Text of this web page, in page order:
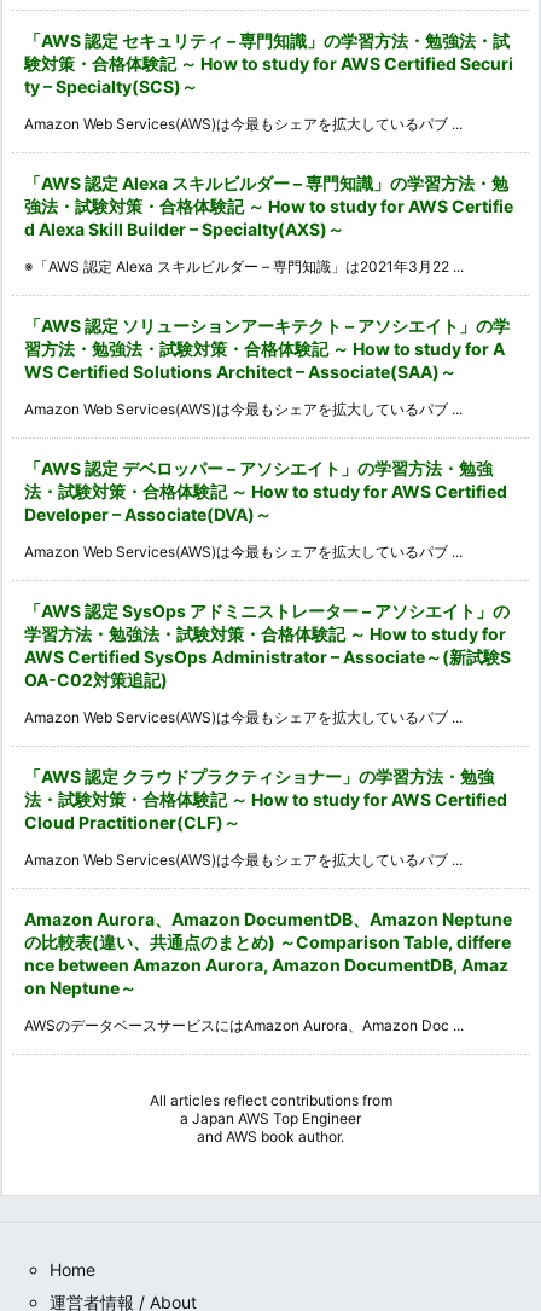
「AWS 認定 セキュリティ – 専門知識」の学習方法・勉強法・試
験対策・合格体験記 ～ How to study for AWS Certified Securi
ty – Specialty(SCS)～
Amazon Web Services(AWS)は今最もシェアを拡大しているパブ ...
「AWS 認定 Alexa スキルビルダー – 専門知識」の学習方法・勉
強法・試験対策・合格体験記 ～ How to study for AWS Certifie
d Alexa Skill Builder – Specialty(AXS)～
※「AWS 認定 Alexa スキルビルダー – 専門知識」は2021年3月22 ...
「AWS 認定 ソリューションアーキテクト – アソシエイト」の学
習方法・勉強法・試験対策・合格体験記 ～ How to study for A
WS Certified Solutions Architect – Associate(SAA)～
Amazon Web Services(AWS)は今最もシェアを拡大しているパブ ...
「AWS 認定 デベロッパー – アソシエイト」の学習方法・勉強
法・試験対策・合格体験記 ～ How to study for AWS Certified
Developer – Associate(DVA)～
Amazon Web Services(AWS)は今最もシェアを拡大しているパブ ...
「AWS 認定 SysOps アドミニストレーター – アソシエイト」の
学習方法・勉強法・試験対策・合格体験記 ～ How to study for
AWS Certified SysOps Administrator – Associate～(新試験S
OA-C02対策追記)
Amazon Web Services(AWS)は今最もシェアを拡大しているパブ ...
「AWS 認定 クラウドプラクティショナー」の学習方法・勉強
法・試験対策・合格体験記 ～ How to study for AWS Certified
Cloud Practitioner(CLF)～
Amazon Web Services(AWS)は今最もシェアを拡大しているパブ ...
Amazon Aurora、Amazon DocumentDB、Amazon Neptune
の比較表(違い、共通点のまとめ) ～Comparison Table, differe
nce between Amazon Aurora, Amazon DocumentDB, Amaz
on Neptune～
AWSのデータベースサービスにはAmazon Aurora、Amazon Doc ...
All articles reflect contributions from
a Japan AWS Top Engineer
and AWS book author.
Home
運営者情報 / About